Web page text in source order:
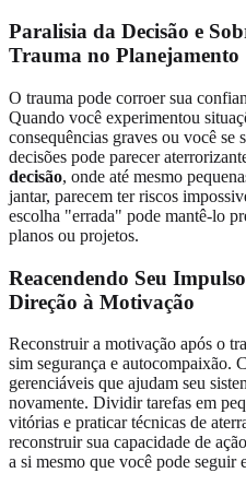
Paralisia da Decisão e
Trauma no Planejamento
O trauma pode corroer sua
Quando você experimentou
consequências graves ou você se
decisões pode parecer
decisão, onde até mesmo
jantar, parecem ter riscos
escolha "errada" pode mantê-lo
planos ou projetos.
Reacendendo Seu
Direção à Motivação
Reconstruir a motivação após o
sim segurança e autocompaixão.
gerenciáveis que ajudam seu
novamente. Dividir tarefas em
vitórias e praticar técnicas de
reconstruir sua capacidade de
a si mesmo que você pode seguir